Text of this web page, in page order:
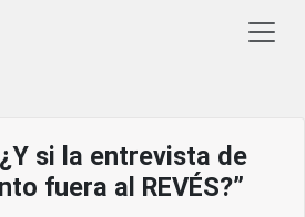
si la entrevista de
fuera al REVÉS?”